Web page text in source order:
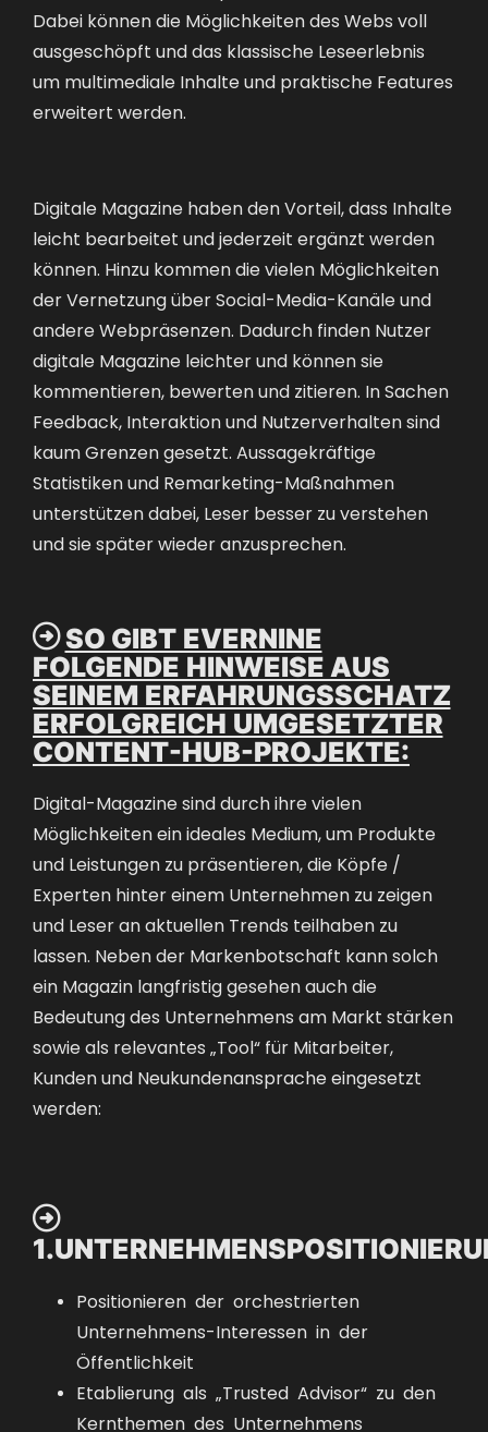
Dabei können die Möglichkeiten des Webs voll
ausgeschöpft und das klassische Leseerlebnis
um multimediale Inhalte und praktische Features
erweitert werden.
Digitale Magazine haben den Vorteil, dass Inhalte
leicht bearbeitet und jederzeit ergänzt werden
können. Hinzu kommen die vielen Möglichkeiten
der Vernetzung über Social-Media-Kanäle und
andere Webpräsenzen. Dadurch finden Nutzer
digitale Magazine leichter und können sie
kommentieren, bewerten und zitieren. In Sachen
Feedback, Interaktion und Nutzerverhalten sind
kaum Grenzen gesetzt. Aussagekräftige
Statistiken und Remarketing-Maßnahmen
unterstützen dabei, Leser besser zu verstehen
und sie später wieder anzusprechen.
SO GIBT EVERNINE
FOLGENDE HINWEISE AUS
SEINEM ERFAHRUNGSSCHATZ
ERFOLGREICH UMGESETZTER
CONTENT-HUB-PROJEKTE:
Digital-Magazine sind durch ihre vielen
Möglichkeiten ein ideales Medium, um Produkte
und Leistungen zu präsentieren, die Köpfe /
Experten hinter einem Unternehmen zu zeigen
und Leser an aktuellen Trends teilhaben zu
lassen. Neben der Markenbotschaft kann solch
ein Magazin langfristig gesehen auch die
Bedeutung des Unternehmens am Markt stärken
sowie als relevantes „Tool“ für Mitarbeiter,
Kunden und Neukundenansprache eingesetzt
werden:

Positionieren der orchestrierten
Unternehmens-Interessen in der
Öffentlichkeit
Etablierung als „Trusted Advisor“ zu den
Kernthemen des Unternehmens